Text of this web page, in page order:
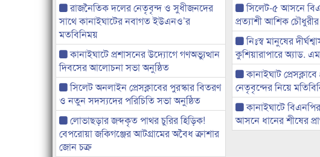
রাজনৈতিক দলের নেতৃবৃন্দ ও সুধীজনদের
সাথে কানাইঘাটের নবাগত ইউএনও’র
মতবিনিময়
কানাইঘাটে প্রশাসনের উদ্যোগে গণঅভ্যুত্থান
দিবসের আলোচনা সভা অনুষ্ঠিত
সিলেট অনলাইন প্রেসক্লাবের পুরস্কার বিতরণ
ও নতুন সদস্যদের পরিচিতি সভা অনুষ্ঠিত
লোভাছড়ার জব্দকৃত পাথর চুরির হিড়িক!
বেপরোয়া জকিগঞ্জের আটগ্রামের অবৈধ ক্রাশার
জোন চক্র
সিলেট-৫ আসনে
প্রত্যাশী আশিক
নিঃস্ব মানুষের
কুশিয়ারাপারে অ্যাড.
কানাইঘাট
নেতৃবৃন্দের নিয়ে
কানাইঘাটে
আসনে ধানের শীষের